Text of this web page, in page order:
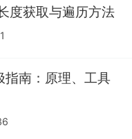
度获取与遍历方法
南：原理、工具